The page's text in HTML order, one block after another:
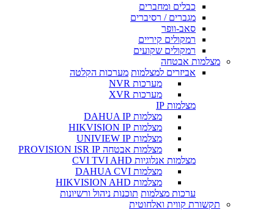
כבלים ומחברים
מגברים / רסיברים
סאב-וופר
רמקולים קיריים
רמקולים שקועים
מצלמות אבטחה
אביזרים למצלמות מערכות הקלטה
מערכות NVR
מערכות XVR
מצלמות IP
מצלמות DAHUA IP
מצלמות HIKVISION IP
מצלמות UNIVIEW IP
מצלמות אבטחה PROVISION ISR IP
מצלמות אנלוגיות CVI TVI AHD
מצלמות DAHUA CVI
מצלמות HIKVISION AHD
ערכות מצלמות תוכנות ניהול ורשיונות
תקשורת קווית ואלחוטית